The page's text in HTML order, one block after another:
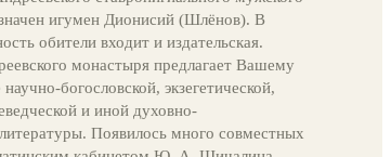
игумен Дионисий (Шлёнов). В
обители входит и издательская.
монастыря предлагает Вашему
богословской, экзегетической,
и иной духовно-
Появилось много совместных